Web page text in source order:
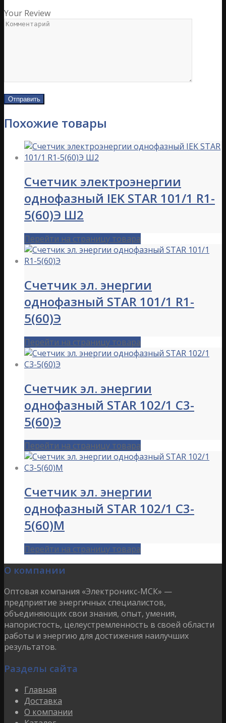
Your Review
Похожие товары
Счетчик электроэнергии
однофазный IEK STAR 101/1 R1-
5(60)Э Ш2
Перейти на страницу товара
Счетчик эл. энергии
однофазный STAR 101/1 R1-
5(60)Э
Перейти на страницу товара
Счетчик эл. энергии
однофазный STAR 102/1 C3-
5(60)Э
Перейти на страницу товара
Счетчик эл. энергии
однофазный STAR 102/1 C3-
5(60)М
Перейти на страницу товара
О компании
Оптовая компания «Электроникс-МСК» —
предприятие энергичных специалистов,
объединяющих свои знания, опыт, умения,
напористость, целеустремленность в своей области
работы и энергию для достижения наилучших
результатов.
Разделы сайта
Главная
Доставка
О компании